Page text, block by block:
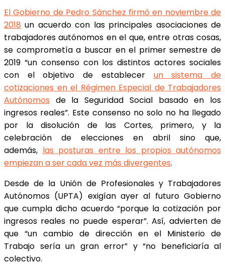
El Gobierno de Pedro Sánchez firmó en noviembre de
2018 un acuerdo con las principales asociaciones de
trabajadores autónomos en el que, entre otras cosas,
se comprometía a buscar en el primer semestre de
2019 “un consenso con los distintos actores sociales
con el objetivo de establecer un sistema de
cotizaciones en el Régimen Especial de Trabajadores
Autónomos de la Seguridad Social basado en los
ingresos reales”. Este consenso no solo no ha llegado
por la disolución de las Cortes, primero, y la
celebración de elecciones en abril sino que,
además, las posturas entre los propios autónomos
empiezan a ser cada vez más divergentes.
Desde de la Unión de Profesionales y Trabajadores
Autónomos (UPTA) exigían ayer al futuro Gobierno
que cumpla dicho acuerdo “porque la cotización por
ingresos reales no puede esperar”. Así, advierten de
que “un cambio de dirección en el Ministerio de
Trabajo sería un gran error” y “no beneficiaría al
colectivo.